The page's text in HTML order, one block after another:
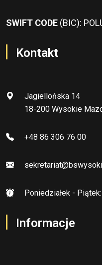
SWIFT CODE (BIC):
Kontakt
Jagiellońska 14
18-200 Wysokie
+48 86 306 76 00
Poniedziałek -
Informacje